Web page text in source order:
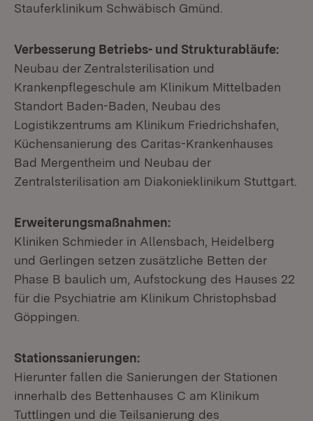
Stauferklinikum Schwäbisch Gmünd.
Verbesserung Betriebs- und Strukturabläufe:
Neubau der Zentralsterilisation und
Krankenpflegeschule am Klinikum Mittelbaden
Standort Baden-Baden, Neubau des
Logistikzentrums am Klinikum Friedrichshafen,
Küchensanierung des Caritas-Krankenhauses
Bad Mergentheim und Neubau der
Zentralsterilisation am Diakonieklinikum Stuttgart.
Erweiterungsmaßnahmen:
Kliniken Schmieder in Allensbach, Heidelberg
und Gerlingen setzen zusätzliche Betten der
Phase B baulich um, Aufstockung des Hauses 22
für die Psychiatrie am Klinikum Christophsbad
Göppingen.
Stationssanierungen:
Hierunter fallen die Sanierungen der Stationen
innerhalb des Bettenhauses C am Klinikum
Tuttlingen und die Teilsanierung des